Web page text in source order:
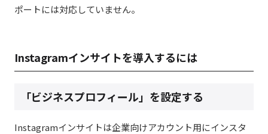
ポートには対応していません。
Instagramインサイトを導入するには
「ビジネスプロフィール」を設定する
Instagramインサイトは企業向けアカウント用にインスタ